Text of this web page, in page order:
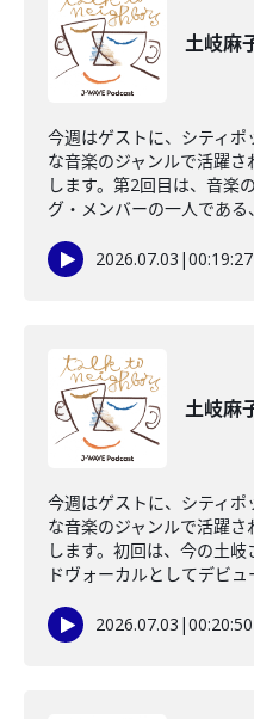
土岐麻
今週はゲストに、シティポ
な音楽のジャンルで活躍
します。第2回目は、音楽
グ・メンバーの一人であ
2026.07.03 |00:19:27
土岐麻
今週はゲストに、シティポ
な音楽のジャンルで活躍
します。初回は、今の土
ドヴォーカルとしてデビュ
2026.07.03 |00:20:50